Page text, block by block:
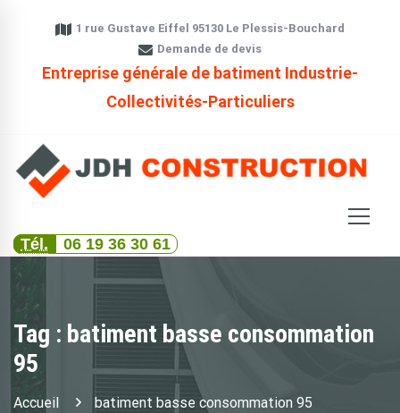
1 rue Gustave Eiffel 95130 Le Plessis-Bouchard
Demande de devis
Entreprise générale de batiment Industrie-
Collectivités-Particuliers
Tél. 06 19 36 30 61
Tag : batiment basse consommation
95
Accueil batiment basse consommation 95